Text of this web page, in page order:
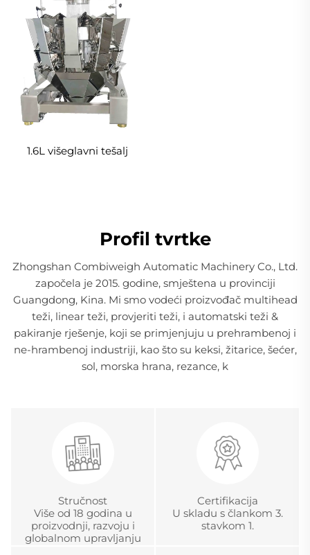
1.6L višeglavni tešalj
Profil tvrtke
Zhongshan Combiweigh Automatic Machinery Co., Ltd.
započela je 2015. godine, smještena u provinciji
Guangdong, Kina. Mi smo vodeći proizvođač multihead
teži, linear teži, provjeriti teži, i automatski teži &
pakiranje rješenje, koji se primjenjuju u prehrambenoj i
ne-hrambenoj industriji, kao što su keksi, žitarice, šećer,
sol, morska hrana, rezance, k
Stručnost
Više od 18 godina u
proizvodnji, razvoju i
globalnom upravljanju
Certifikacija
U skladu s člankom 3.
stavkom 1.